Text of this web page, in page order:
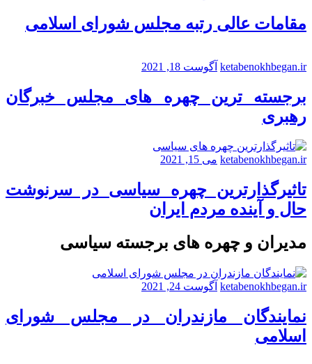
مقامات عالی رتبه مجلس شورای اسلامی
ketabenokhbegan.ir آگوست 18, 2021
برجسته ترین چهره های مجلس خبرگان
رهبری
ketabenokhbegan.ir می 15, 2021
تاثیرگذارترین چهره سیاسی در سرنوشت
حال و آینده مردم ایران
مدیران و چهره های برجسته سیاسی
ketabenokhbegan.ir آگوست 24, 2021
نمایندگان مازندران در مجلس شورای
اسلامی